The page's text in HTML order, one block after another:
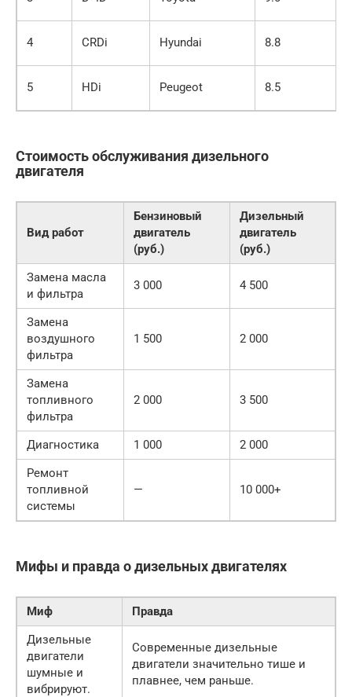
4 CRDi Hyundai 8.8
5 HDi Peugeot 8.5
Стоимость обслуживания дизельного
двигателя
Вид работ
Бензиновый
двигатель
(руб.)
Дизельный
двигатель
(руб.)
Замена масла
и фильтра
3 000 4 500
Замена
воздушного
фильтра
1 500 2 000
Замена
топливного
фильтра
2 000 3 500
Диагностика 1 000
2 000
Ремонт
топливной
системы
— 10 000+
Мифы и правда о дизельных двигателях
Миф
Правда
Дизельные
двигатели
шумные и
вибрируют.
Современные дизельные
двигатели значительно тише и
плавнее, чем раньше.